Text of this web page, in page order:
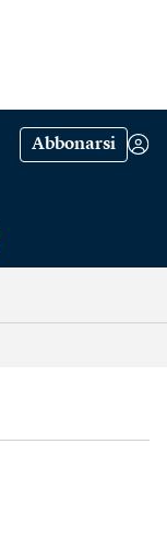
Abbonarsi